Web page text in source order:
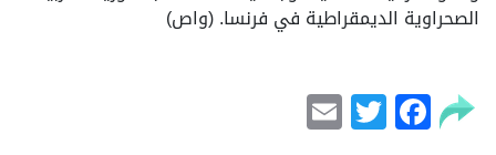
الصحراوية الديمقراطية في فرنسا. (واص)
Facebook
Twitter